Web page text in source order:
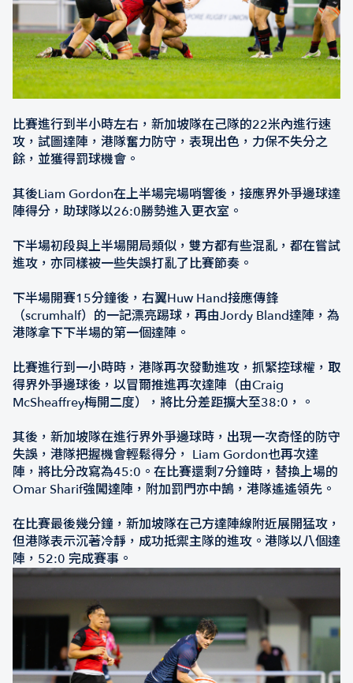
比賽進行到半小時左右，新加坡隊在己隊的22米內進行速
攻，試圖達陣，港隊奮力防守，表現出色，力保不失分之
餘，並獲得罰球機會。
其後Liam Gordon在上半場完場哨響後，接應界外爭邊球達
陣得分，助球隊以26:0勝勢進入更衣室。
下半場初段與上半場開局類似，雙方都有些混亂，都在嘗試
進攻，亦同樣被一些失誤打亂了比賽節奏。
下半場開賽15分鐘後，右翼Huw Hand接應傳鋒
（scrumhalf）的一記漂亮踢球，再由Jordy Bland達陣，為
港隊拿下下半場的第一個達陣。
比賽進行到一小時時，港隊再次發動進攻，抓緊控球權，取
得界外爭邊球後，以冒爾推進再次達陣（由Craig
McSheaffrey梅開二度），將比分差距擴大至38:0，。
其後，新加坡隊在進行界外爭邊球時，出現一次奇怪的防守
失誤，港隊把握機會輕鬆得分， Liam Gordon也再次達
陣，將比分改寫為45:0。在比賽還剩7分鐘時，替換上場的
Omar Sharif強闖達陣，附加罰門亦中鵠，港隊遙遙領先。
在比賽最後幾分鐘，新加坡隊在己方達陣線附近展開猛攻，
但港隊表示沉著冷靜，成功抵禦主隊的進攻。港隊以八個達
陣，52:0 完成賽事。